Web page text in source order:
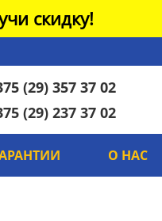
скидку!
(29) 357 37 02
(29) 237 37 02
О НАС